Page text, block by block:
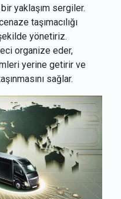
yaklaşım sergiler.
taşımacılığı
yönetiriz.
organize eder,
yerine getirir ve
sağlar.